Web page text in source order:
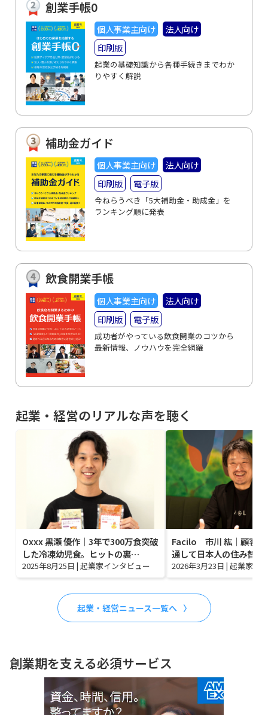
創業手帳0
個人事業主向け
法人向け
印刷版
起業の基礎知識から各種手続きまでわか
りやすく解説
補助金ガイド
個人事業主向け
法人向け
印刷版
電子版
今ねらうべき「5大補助金・助成金」を
ランキング順に発表
飲食開業手帳
個人事業主向け
法人向け
印刷版
電子版
成功者がやっている飲食開業のコツから
最新情報、ノウハウを完全網羅
起業・経営のリアルな声を聴く
Oxxx 黒瀬 優作｜3年で300万食突破
した冷凍幼児食。ヒットの裏…
2025年8月25日 | 起業家インタビュー
Facilo 市川 紘｜顧客体
通して日本人の住み替
2026年3月23日 | 起業家イ
起業・経営ニュース一覧へ
創業期を支える必須サービス